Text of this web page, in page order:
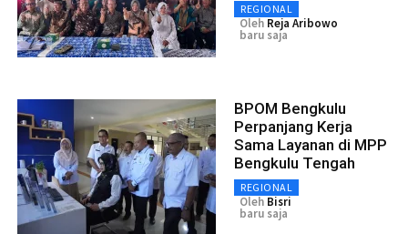
REGIONAL
Oleh Reja Aribowo
baru saja
BPOM Bengkulu
Perpanjang Kerja
Sama Layanan di MPP
Bengkulu Tengah
REGIONAL
Oleh Bisri
baru saja